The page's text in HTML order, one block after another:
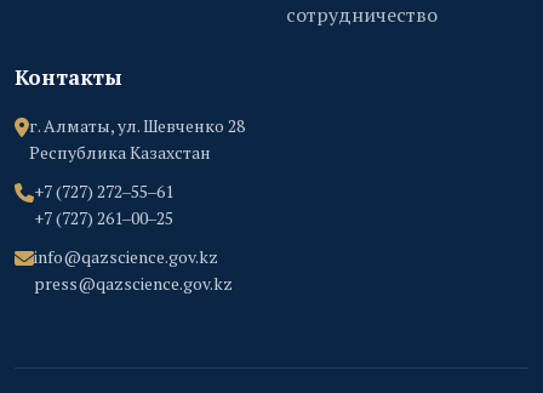
сотрудничество
Контакты
г. Алматы, ул. Шевченко 28
Республика Казахстан
+7 (727) 272‒55‒61
+7 (727) 261‒00‒25
info@qazscience.gov.kz
press@qazscience.gov.kz